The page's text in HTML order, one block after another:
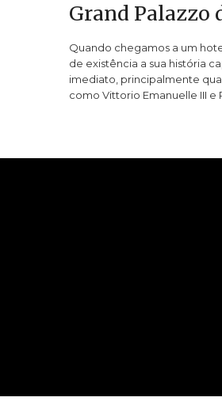
Grand Palazzo
Quando chegamos a um
de existência a sua história
imediato, principalmente
como Vittorio Emanuelle III e